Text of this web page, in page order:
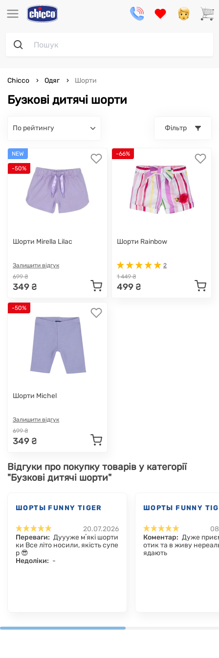
Бузкові дитячі шорти
Chicco Одяг Шорти
по рейтингу Фільтр
NEW
-50%
Шорти Mirella Lilac
Залишити відгук
699 ₴
349 ₴
-66%
Шорти Rainbow
2
1 449 ₴
499 ₴
-50%
Шорти Michel
Залишити відгук
699 ₴
349 ₴
Відгуки про покупку товарів у категорії
"Бузкові дитячі шорти"
ШОРТЫ FUNNY TIGER
20.07.2026
Переваги: Дуууже мʼякі шорти
ки Все літо носили, якість супе
р 😎
Недоліки: -
ШОРТЫ FUNNY
Коментар: Дуже
отик та в живу
ядають